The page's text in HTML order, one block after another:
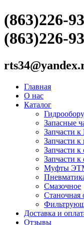
(863)226-
(863)226-
Главная
О нас
Каталог
Запасные
Запчасти
Запчасти
Запчасти к
Запчасти к
Муфты
Смазочное
Станочная
Доставка и
Отзывы